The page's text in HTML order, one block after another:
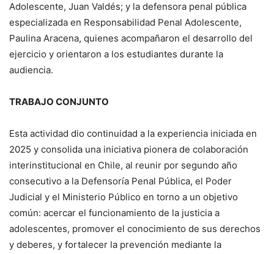
Adolescente, Juan Valdés; y la defensora penal pública
especializada en Responsabilidad Penal Adolescente,
Paulina Aracena, quienes acompañaron el desarrollo del
ejercicio y orientaron a los estudiantes durante la
audiencia.
TRABAJO CONJUNTO
Esta actividad dio continuidad a la experiencia iniciada en
2025 y consolida una iniciativa pionera de colaboración
interinstitucional en Chile, al reunir por segundo año
consecutivo a la Defensoría Penal Pública, el Poder
Judicial y el Ministerio Público en torno a un objetivo
común: acercar el funcionamiento de la justicia a
adolescentes, promover el conocimiento de sus derechos
y deberes, y fortalecer la prevención mediante la